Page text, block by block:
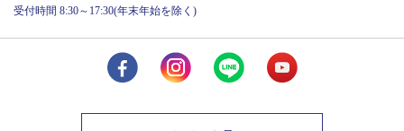
受付時間 8:30～17:30(年末年始を除く)